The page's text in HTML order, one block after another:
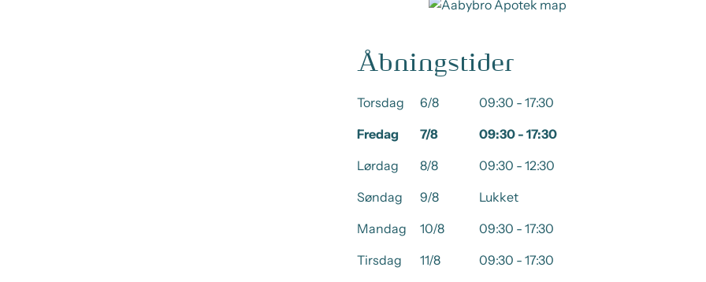
Åbningstider
Torsdag 6/8
09:30 - 17:30
Fredag
7/8
09:30 - 17:30
Lørdag
8/8
09:30 - 12:30
Søndag
9/8
Lukket
Mandag
10/8
09:30 - 17:30
Tirsdag
11/8
09:30 - 17:30